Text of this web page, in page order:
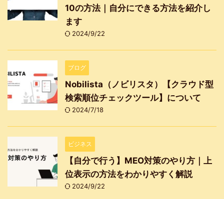
10の方法｜自分にできる方法を紹介し
ます
2024/9/22
ブログ
Nobilista（ノビリスタ）【クラウド型
検索順位チェックツール】について
2024/7/18
ビジネス
【自分で行う】MEO対策のやり方｜上
位表示の方法をわかりやすく解説
2024/9/22